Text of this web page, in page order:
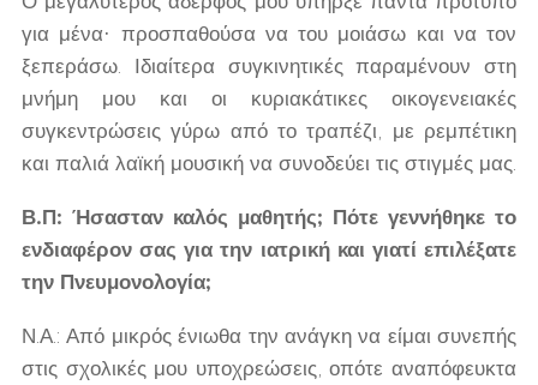
για μένα· προσπαθούσα να του μοιάσω και να τον
ξεπεράσω. Ιδιαίτερα συγκινητικές παραμένουν στη
μνήμη μου και οι κυριακάτικες οικογενειακές
συγκεντρώσεις γύρω από το τραπέζι, με ρεμπέτικη
και παλιά λαϊκή μουσική να συνοδεύει τις στιγμές μας.
Β.Π: Ήσασταν καλός μαθητής; Πότε γεννήθηκε το
ενδιαφέρον σας για την ιατρική και γιατί επιλέξατε
την Πνευμονολογία;
Ν.Α.: Από μικρός ένιωθα την ανάγκη να είμαι συνεπής
στις σχολικές μου υποχρεώσεις, οπότε αναπόφευκτα